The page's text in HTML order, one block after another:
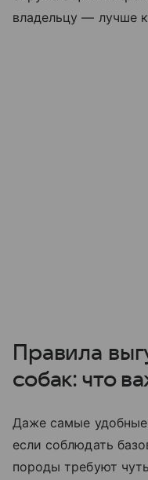
владельцу — лучше
Правила
собак: что
Даже самые
если соблюдать
породы требуют